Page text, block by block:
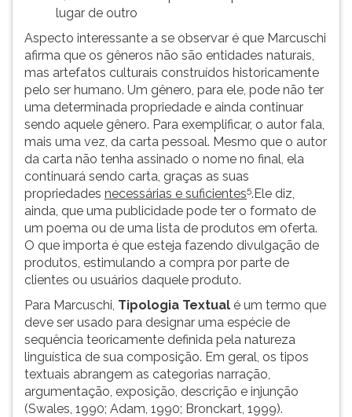
lugar de outro
Aspecto interessante a se observar é que Marcuschi
afirma que os gêneros não são entidades naturais,
mas artefatos culturais construídos historicamente
pelo ser humano. Um gênero, para ele, pode não ter
uma determinada propriedade e ainda continuar
sendo aquele gênero. Para exemplificar, o autor fala,
mais uma vez, da carta pessoal. Mesmo que o autor
da carta não tenha assinado o nome no final, ela
continuará sendo carta, graças as suas
propriedades necessárias e suficientes5.Ele diz,
ainda, que uma publicidade pode ter o formato de
um poema ou de uma lista de produtos em oferta.
O que importa é que esteja fazendo divulgação de
produtos, estimulando a compra por parte de
clientes ou usuários daquele produto.
Para Marcuschi, Tipologia Textual é um termo que
deve ser usado para designar uma espécie de
sequência teoricamente definida pela natureza
linguística de sua composição. Em geral, os tipos
textuais abrangem as categorias narração,
argumentação, exposição, descrição e injunção
(Swales, 1990; Adam, 1990; Bronckart, 1999).